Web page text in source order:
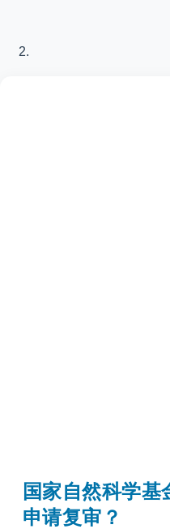
国家自然科学基
申请复审？